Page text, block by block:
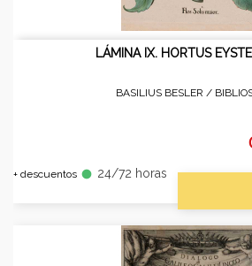
LÁMINA IX. HORTUS
BASILIUS BESLER /
+ descuentos fiber_manual_record 24/72 horas